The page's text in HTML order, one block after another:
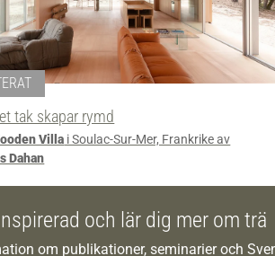
tak skapar rymd
Villa i Soulac-Sur-Mer, Frankrike av
Dahan
och lär dig mer om trä
om publikationer, seminarier och